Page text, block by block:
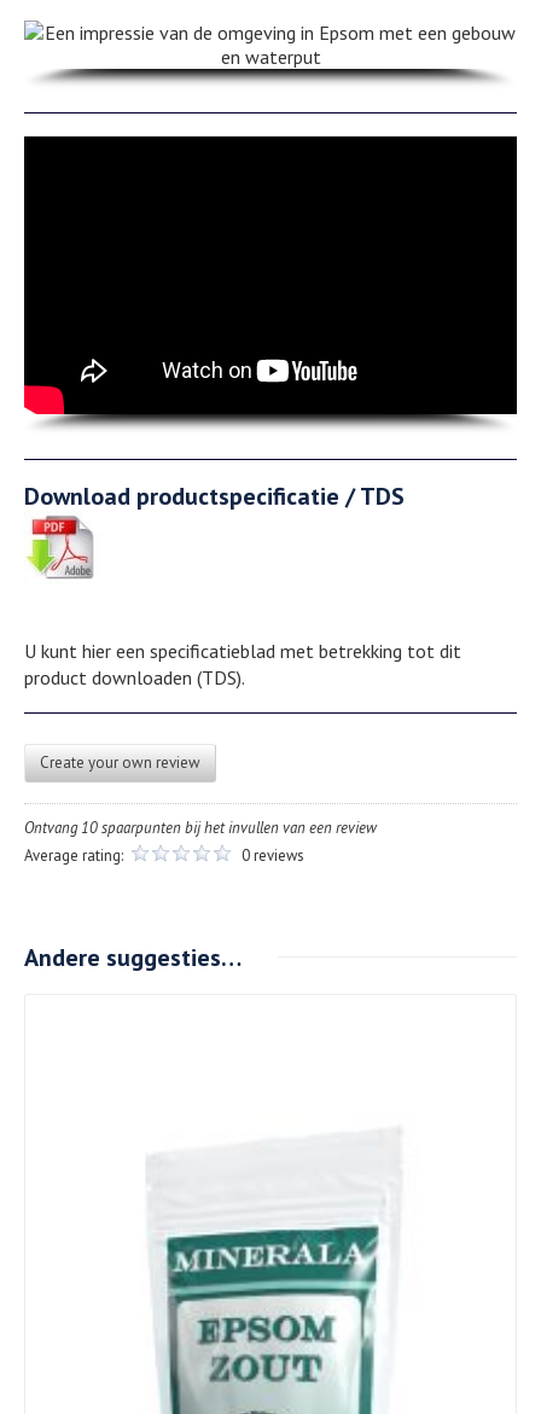
Download productspecificatie / TDS
U kunt hier een specificatieblad met betrekking tot dit
product downloaden (TDS).
Create your own review
Ontvang 10 spaarpunten bij het invullen van een review
Average rating:
0 reviews
Andere suggesties…